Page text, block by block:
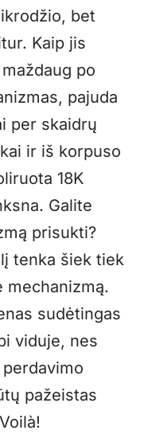
bet
Kaip jis
po
pajuda
per skaidrų
ir iš korpuso
18K
Galite
prisukti?
tenka šiek tiek
mechanizmą.
sudėtingas
viduje, nes
pažeistas